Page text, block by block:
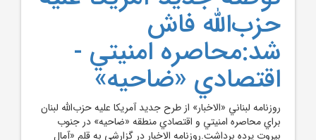
حزب‌الله فاش
شد:محاصره امنيتي -
اقتصادي «ضاحيه»
روزنامه لبناني «الاخبار» از طرح جديد آمريکا عليه حزب‌الله لبنان
براي محاصره امنيتي و اقتصادي منطقه «ضاحيه» در جنوب
بيروت پرده برداشت.روزنامه الاخبار در گزارشي به قلم «آمال